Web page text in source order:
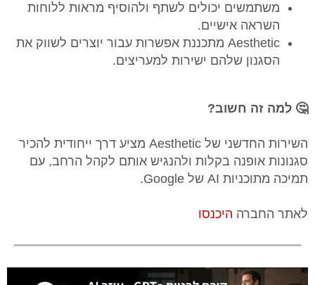
משתמשים יכולים לשתף ולהוסיף מראות ללוחות
השראה אישיים.
Aesthetic מתכננת אפשרות עבור יוצרים לשווק את
הסגנון שלהם ישירות למעריצים.
🤔 למה זה חשוב?
השירות החדשני של Aesthetic מציע דרך ייחודית להכיר
סגנונות אופנה בקלות ולהנגיש אותם לקהל הרחב, עם
תמיכה מתוכניות AI של Google.
לאתר החברה היכנסו